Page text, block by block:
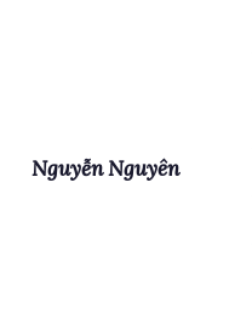
Nguyễn Nguyên